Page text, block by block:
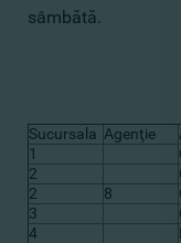
sâmbătă.
Sucursala Agenţie
1
2
2
8
3
4